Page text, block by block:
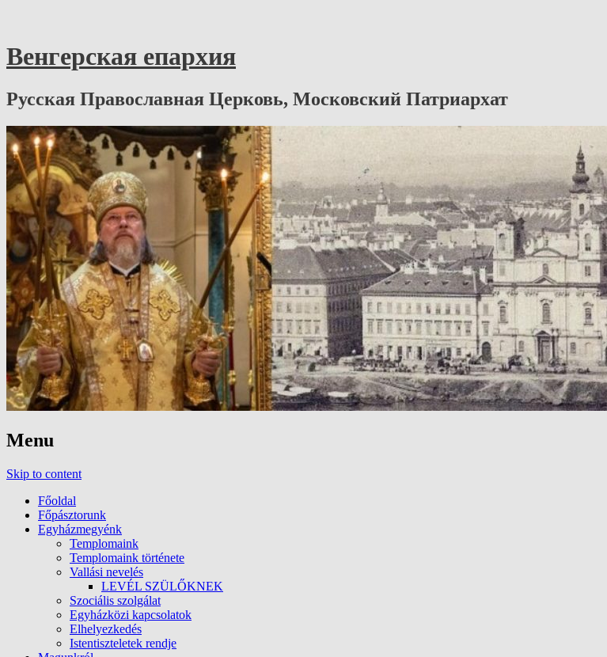
Венгерская епархия
Русская Православная Церковь, Московский Патриархат
Menu
Skip to content
Főoldal
Főpásztorunk
Egyházmegyénk
Templomaink
Templomaink története
Vallási nevelés
LEVÉL SZÜLŐKNEK
Szociális szolgálat
Egyházközi kapcsolatok
Elhelyezkedés
Istentiszteletek rendje